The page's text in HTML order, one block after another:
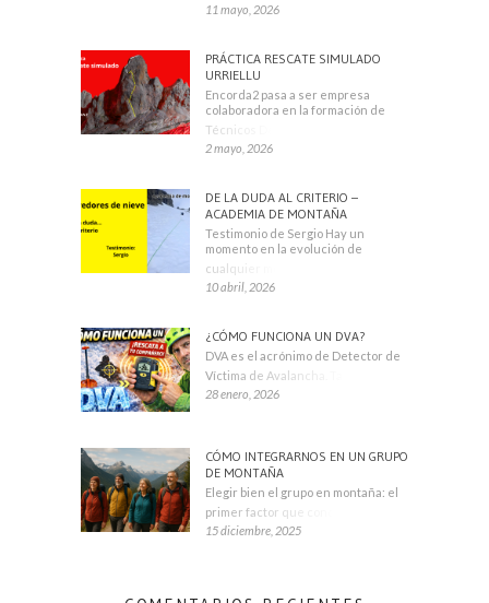
11 mayo, 2026
PRÁCTICA RESCATE SIMULADO
URRIELLU
Encorda2 pasa a ser empresa
colaboradora en la formación de
Técnicos Deportivos
2 mayo, 2026
DE LA DUDA AL CRITERIO –
ACADEMIA DE MONTAÑA
Testimonio de Sergio Hay un
momento en la evolución de
cualquier montañero
10 abril, 2026
¿CÓMO FUNCIONA UN DVA?
DVA es el acrónimo de Detector de
Víctima de Avalancha. También se
28 enero, 2026
CÓMO INTEGRARNOS EN UN GRUPO
DE MONTAÑA
Elegir bien el grupo en montaña: el
primer factor que condiciona tu
15 diciembre, 2025